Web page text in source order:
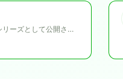
2025年6月17日に Gemini シリーズとして公開された Gemini 2.5 Flash は、Gemini 2.5 Pro と並ぶ位置付けで、総合的なコストパフォーマンスに最も優れたモデルです。